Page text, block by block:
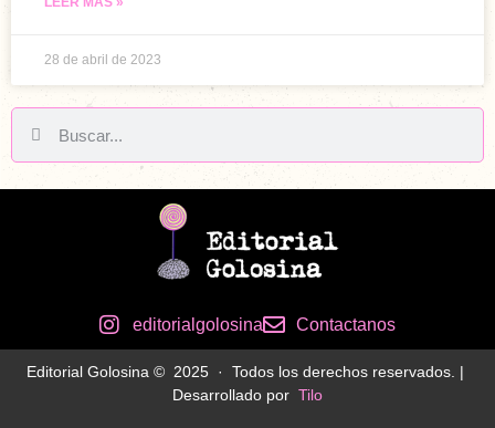
28 de abril de 2023
editorialgolosina Contactanos
Editorial Golosina © 2025 · Todos los derechos reservados. |
Desarrollado por Tilo